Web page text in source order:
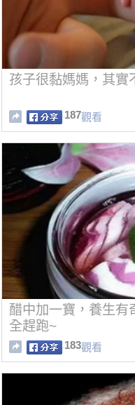
孩子很黏媽媽，其實
187觀看
醋中加一寶，養生有
全趕跑~
183觀看